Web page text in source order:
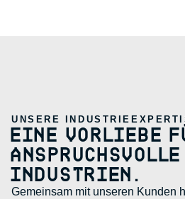
UNSERE
EINE VORLIEBE
ANSPRUCHSVOLLE
INDUSTRIEN.
Gemeinsam mit unseren Kunden